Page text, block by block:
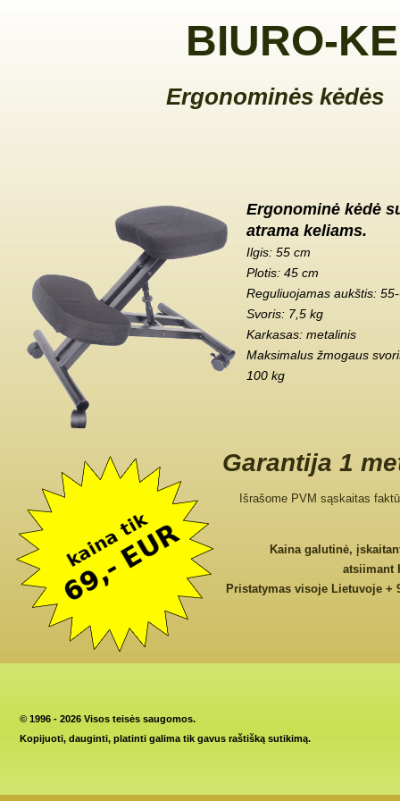
BIURO-
Ergonominės kėdės
Ergonominė kėdė
atrama keliams.
Ilgis: 55 cm
Plotis: 45 cm
Reguliuojamas aukštis:
Svoris: 7,5 kg
Karkasas: metalinis
Maksimalus žmogaus
100 kg
Garantija 1
Išrašome PVM sąskaitas
Kaina galutinė,
atsiimant
Pristatymas visoje Lietuvoje +
© 1996 - 2026 Visos teisės saugomos.
Kopijuoti, dauginti, platinti galima tik gavus raštišką sutikimą.